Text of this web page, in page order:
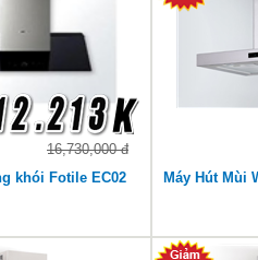
16,730,000 đ
khói Fotile EC02
Máy Hút Mùi